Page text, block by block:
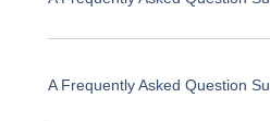
A Frequently Asked Question